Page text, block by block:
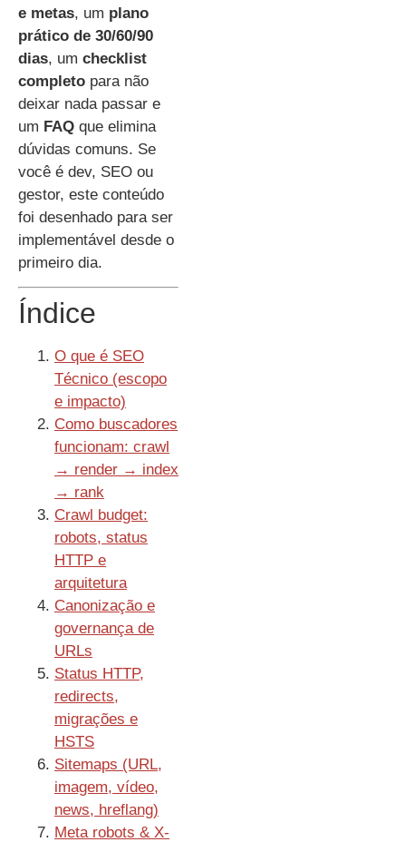
e metas, um plano
prático de 30/60/90
dias, um checklist
completo para não
deixar nada passar e
um FAQ que elimina
dúvidas comuns. Se
você é dev, SEO ou
gestor, este conteúdo
foi desenhado para ser
implementável desde o
primeiro dia.
Índice
O que é SEO
Técnico (escopo
e impacto)
Como buscadores
funcionam: crawl
→ render → index
→ rank
Crawl budget:
robots, status
HTTP e
arquitetura
Canonização e
governança de
URLs
Status HTTP,
redirects,
migrações e
HSTS
Sitemaps (URL,
imagem, vídeo,
news, hreflang)
Meta robots & X-